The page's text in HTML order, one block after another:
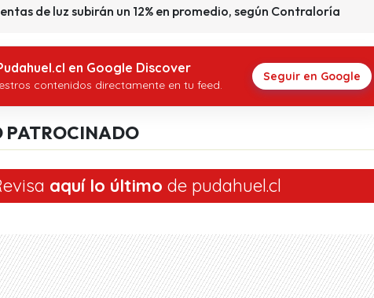
de luz subirán un 12% en promedio, según Contraloría
en Google Discover
contenidos directamente en tu feed.
Seguir en Google
PATROCINADO
aquí lo último de pudahuel.cl